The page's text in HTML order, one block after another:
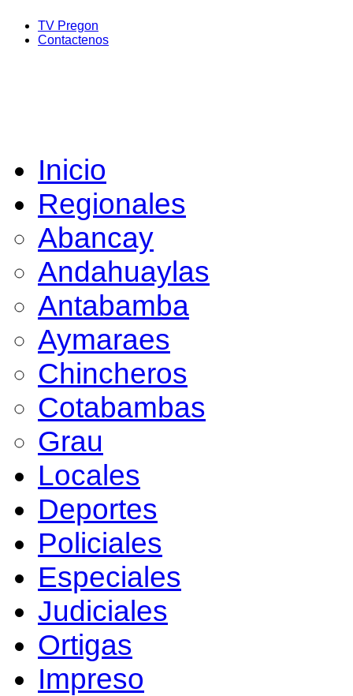
TV Pregon
Contactenos
Inicio
Regionales
Abancay
Andahuaylas
Antabamba
Aymaraes
Chincheros
Cotabambas
Grau
Locales
Deportes
Policiales
Especiales
Judiciales
Ortigas
Impreso